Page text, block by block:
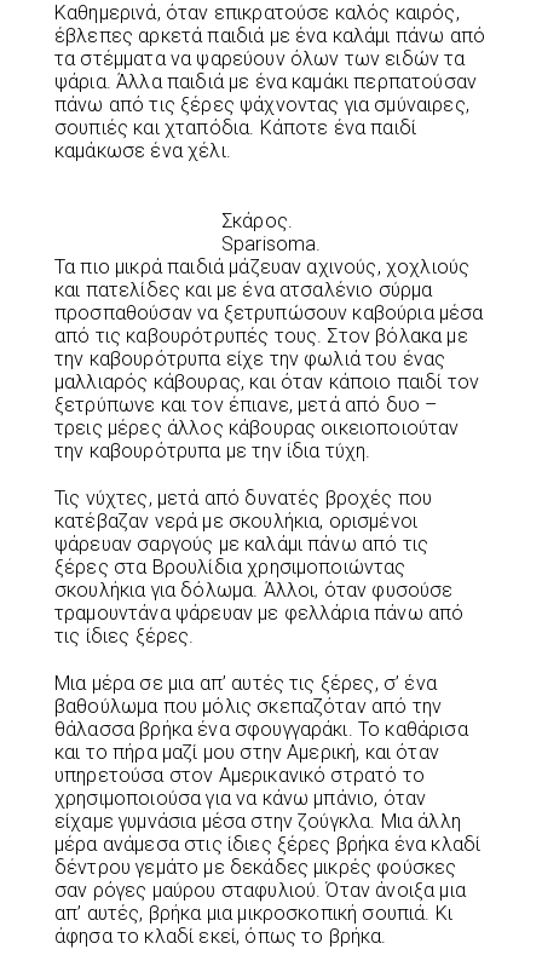
Καθημερινά, όταν επικρατούσε καλός καιρός,
έβλεπες αρκετά παιδιά με ένα καλάμι πάνω από
τα στέμματα να ψαρεύουν όλων των ειδών τα
ψάρια. Άλλα παιδιά με ένα καμάκι περπατούσαν
πάνω από τις ξέρες ψάχνοντας για σμύναιρες,
σουπιές και χταπόδια. Κάποτε ένα παιδί
καμάκωσε ένα χέλι.
Σκάρος.
Sparisoma.
Τα πιο μικρά παιδιά μάζευαν αχινούς, χοχλιούς
και πατελίδες και με ένα ατσαλένιο σύρμα
προσπαθούσαν να ξετρυπώσουν καβούρια μέσα
από τις καβουρότρυπές τους. Στον βόλακα με
την καβουρότρυπα είχε την φωλιά του ένας
μαλλιαρός κάβουρας, και όταν κάποιο παιδί τον
ξετρύπωνε και τον έπιανε, μετά από δυο –
τρεις μέρες άλλος κάβουρας οικειοποιούταν
την καβουρότρυπα με την ίδια τύχη.
Τις νύχτες, μετά από δυνατές βροχές που
κατέβαζαν νερά με σκουλήκια, ορισμένοι
ψάρευαν σαργούς με καλάμι πάνω από τις
ξέρες στα Βρουλίδια χρησιμοποιώντας
σκουλήκια για δόλωμα. Άλλοι, όταν φυσούσε
τραμουντάνα ψάρευαν με φελλάρια πάνω από
τις ίδιες ξέρες.
Μια μέρα σε μια απ’ αυτές τις ξέρες, σ’ ένα
βαθούλωμα που μόλις σκεπαζόταν από την
θάλασσα βρήκα ένα σφουγγαράκι. Το καθάρισα
και το πήρα μαζί μου στην Αμερική, και όταν
υπηρετούσα στον Αμερικανικό στρατό το
χρησιμοποιούσα για να κάνω μπάνιο, όταν
είχαμε γυμνάσια μέσα στην ζούγκλα. Μια άλλη
μέρα ανάμεσα στις ίδιες ξέρες βρήκα ένα κλαδί
δέντρου γεμάτο με δεκάδες μικρές φούσκες
σαν ρόγες μαύρου σταφυλιού. Όταν άνοιξα μια
απ’ αυτές, βρήκα μια μικροσκοπική σουπιά. Κι
άφησα το κλαδί εκεί, όπως το βρήκα.